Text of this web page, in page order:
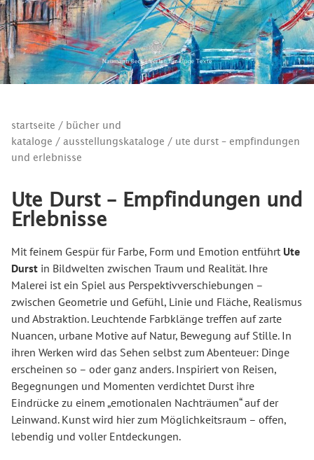
startseite / bücher und
kataloge / ausstellungskataloge / ute durst – empfindungen
und erlebnisse
Ute Durst – Empfindungen und
Erlebnisse
Mit feinem Gespür für Farbe, Form und Emotion entführt Ute
Durst in Bildwelten zwischen Traum und Realität. Ihre
Malerei ist ein Spiel aus Perspektivverschiebungen –
zwischen Geometrie und Gefühl, Linie und Fläche, Realismus
und Abstraktion. Leuchtende Farbklänge treffen auf zarte
Nuancen, urbane Motive auf Natur, Bewegung auf Stille. In
ihren Werken wird das Sehen selbst zum Abenteuer: Dinge
erscheinen so – oder ganz anders. Inspiriert von Reisen,
Begegnungen und Momenten verdichtet Durst ihre
Eindrücke zu einem „emotionalen Nachträumen“ auf der
Leinwand. Kunst wird hier zum Möglichkeitsraum – offen,
lebendig und voller Entdeckungen.